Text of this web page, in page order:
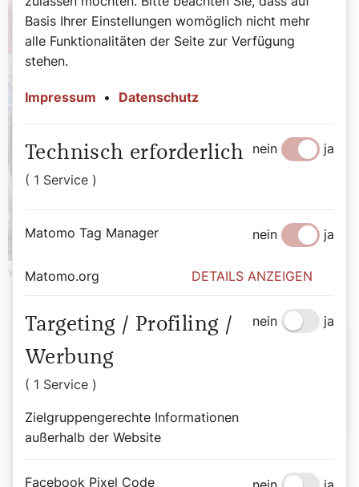
Werbung
Autor:
Basis Ihrer Einstellungen womöglich nicht mehr
alle Funktionalitäten der Seite zur Verfügung
stehen.
Impressum • Datenschutz
Technisch erforderlich
( 1 Service )
nein ja
Matomo Tag Manager nein ja
Matomo.org DETAILS ANZEIGEN
Targeting / Profiling /
Werbung
( 1 Service )
Zielgruppengerechte Informationen
außerhalb der Website
nein ja
Facebook Pixel Code